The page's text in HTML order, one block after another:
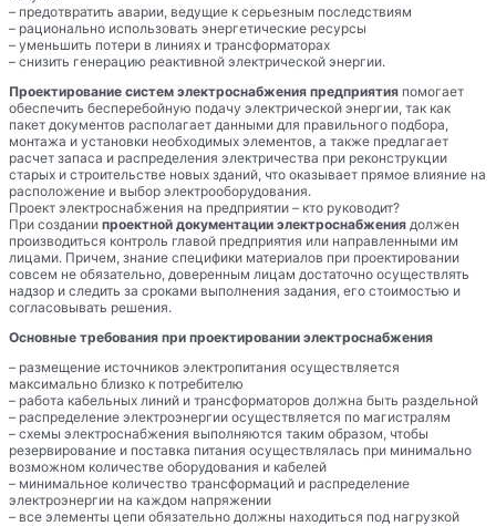
– предотвратить аварии, ведущие к серьезным последствиям
– рационально использовать энергетические ресурсы
– уменьшить потери в линиях и трансформаторах
– снизить генерацию реактивной электрической энергии.
Проектирование систем электроснабжения предприятия помогает
обеспечить бесперебойную подачу электрической энергии, так как
пакет документов располагает данными для правильного подбора,
монтажа и установки необходимых элементов, а также предлагает
расчет запаса и распределения электричества при реконструкции
старых и строительстве новых зданий, что оказывает прямое влияние на
расположение и выбор электрооборудования.
Проект электроснабжения на предприятии – кто руководит?
При создании проектной документации электроснабжения должен
производиться контроль главой предприятия или направленными им
лицами. Причем, знание специфики материалов при проектировании
совсем не обязательно, доверенным лицам достаточно осуществлять
надзор и следить за сроками выполнения задания, его стоимостью и
согласовывать решения.
Основные требования при проектировании электроснабжения
– размещение источников электропитания осуществляется
максимально близко к потребителю
– работа кабельных линий и трансформаторов должна быть раздельной
– распределение электроэнергии осуществляется по магистралям
– схемы электроснабжения выполняются таким образом, чтобы
резервирование и поставка питания осуществлялась при минимально
возможном количестве оборудования и кабелей
– минимальное количество трансформаций и распределение
электроэнергии на каждом напряжении
– все элементы цепи обязательно должны находиться под нагрузкой